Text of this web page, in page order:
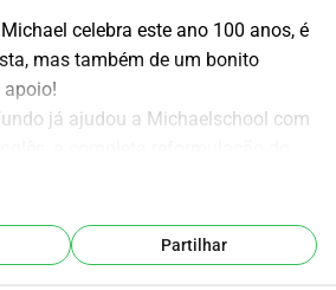
celebra este ano 100 anos, é
mas também de um bonito
apoio!
já ajudou a Michaelschool com
do ensino de música
que queremos alcançar:
Partilhar